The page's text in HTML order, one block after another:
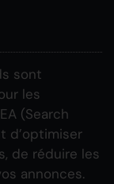
sont
les
(Search
d’optimiser
de réduire les
annonces.